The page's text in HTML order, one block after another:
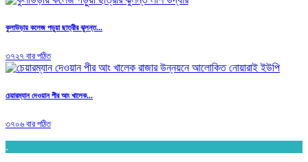
কুলাউড়ায় কলেজ পড়ুয়া ছাত্রীর ঝুলন্ত...
৩৭২৭ বার পঠিত
চেয়ারম্যান দেওয়ান পীর আং খালেক...
৩৭০৬ বার পঠিত
.